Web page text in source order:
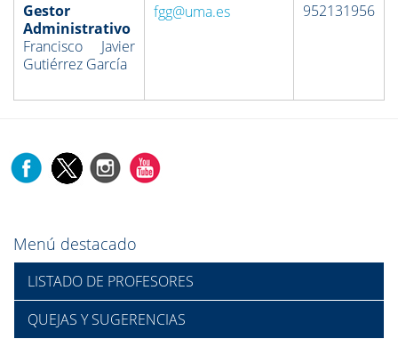
Gestor
Administrativo
Francisco Javier
Gutiérrez García
fgg@uma.es 952131956
Menú destacado
LISTADO DE PROFESORES
QUEJAS Y SUGERENCIAS